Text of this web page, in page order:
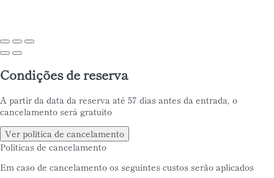
Condições de reserva
A partir da data da reserva até 57 dias antes da entrada, o
cancelamento será gratuito
Ver política de cancelamento
Políticas de cancelamento
Em caso de cancelamento os seguintes custos serão aplicados